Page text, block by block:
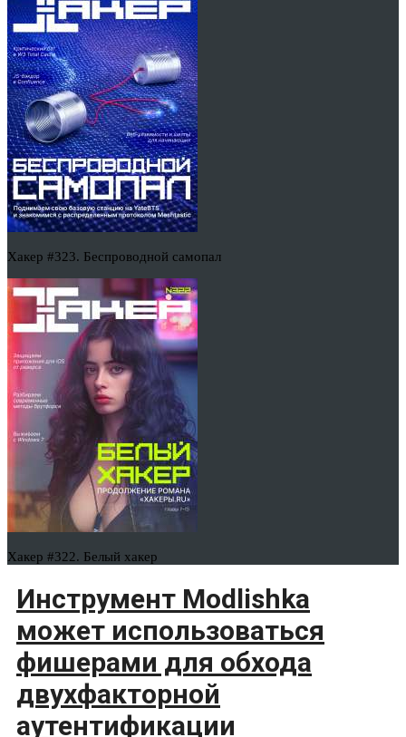
Хакер #323. Беспроводной самопал
Хакер #322. Белый хакер
Инструмент Modlishka
может использоваться
фишерами для обхода
двухфакторной
аутентификации